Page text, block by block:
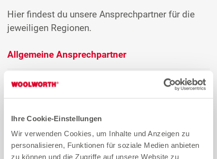
Ihre Cookie-Einstellungen
Wir verwenden Cookies, um Inhalte und Anzeigen zu
personalisieren, Funktionen für soziale Medien anbieten
zu können und die Zugriffe auf unsere Website zu
Hier findest du unsere Ansprechpartner für die
jeweiligen Regionen.
Allgemeine Ansprechpartner
Mike Adams
Petr Marek